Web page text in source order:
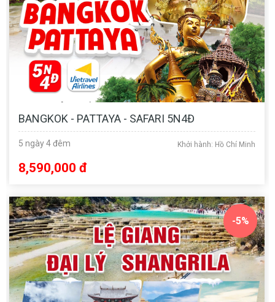
BANGKOK - PATTAYA - SAFARI 5N4Đ
5 ngày 4 đêm Khởi hành: Hồ Chí Minh
8,590,000 đ
-5%